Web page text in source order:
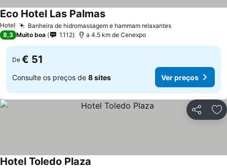
Hotel Banheira de hidromassagem e hammam relaxantesVer preços
Eco Hotel Las PalmasVer preços
8,3 Muito boa 1.112 a 4.5 km de Cenexpo
De € 51
Consulte os preços de 8 sites Ver preços
Partilhar
Hotel Toledo Plaza